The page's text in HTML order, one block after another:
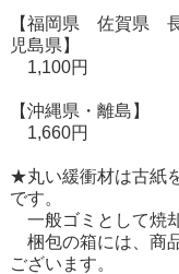
【福岡県 佐賀県
児島県】
1,100円
【沖縄県・離島】
1,660円
★丸い緩衝材は古紙
です。
一般ゴミとして焼
梱包の箱には、商
ございます。